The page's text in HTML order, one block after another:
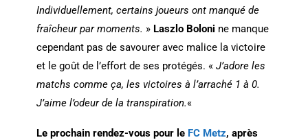
Individuellement, certains joueurs ont manqué de
fraîcheur par moments. » Laszlo Boloni ne manque
cependant pas de savourer avec malice la victoire
et le goût de l’effort de ses protégés. « J’adore les
matchs comme ça, les victoires à l’arraché 1 à 0.
J’aime l’odeur de la transpiration.«
Le prochain rendez-vous pour le FC Metz, après